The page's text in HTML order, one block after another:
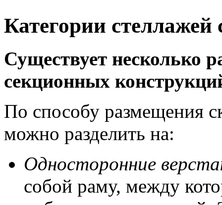
Категории
Существует несколько
секционных
По способу размещения
можно разделить на:
Односторонние
собой раму, между